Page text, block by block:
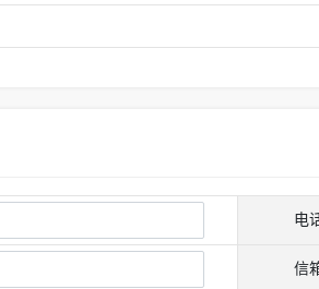
电
信